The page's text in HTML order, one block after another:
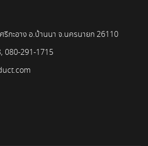
กะอาง อ.บ้านนา จ.นครนายก 26110
080-291-1715